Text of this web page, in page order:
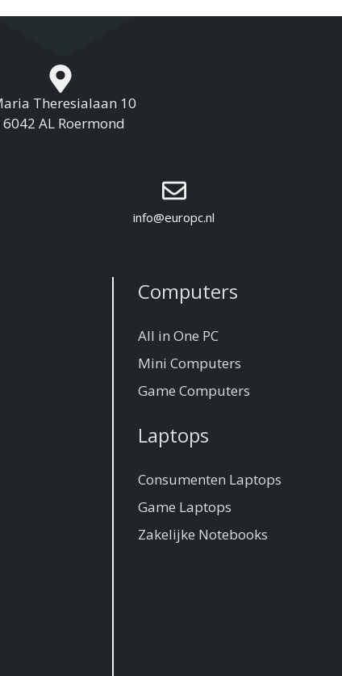
Theresialaan 10
6042 AL Roermond
info@europc.nl
Computers
All in One PC
Mini Computers
Game Computers
Laptops
Consumenten Laptops
Game Laptops
Zakelijke Notebooks